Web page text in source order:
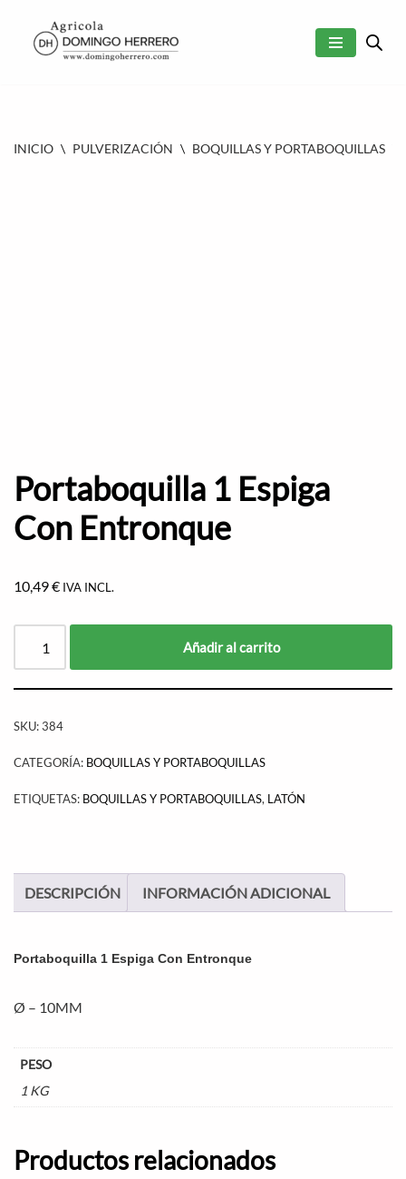
SALTAR
INICIO \ PULVERIZACIÓN \ BOQUILLAS Y PORTABOQUILLAS
Portaboquilla 1 Espiga
Con Entronque
10,49€ IVA INCL.
Añadir al carrito
SKU:384
CATEGORÍA: BOQUILLAS Y PORTABOQUILLAS
ETIQUETAS: BOQUILLAS Y PORTABOQUILLAS, LATÓN
DESCRIPCIÓN INFORMACIÓN ADICIONAL
Portaboquilla 1 Espiga Con Entronque
Ø – 10MM
PESO
1 KG
Productos relacionados